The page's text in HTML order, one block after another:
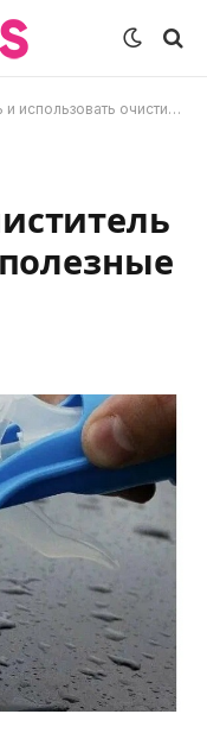
очиститель стекол для авто: полезные советы